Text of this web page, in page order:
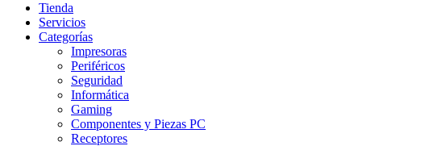
Tienda
Servicios
Categorías
Impresoras
Periféricos
Seguridad
Informática
Gaming
Componentes y Piezas PC
Receptores